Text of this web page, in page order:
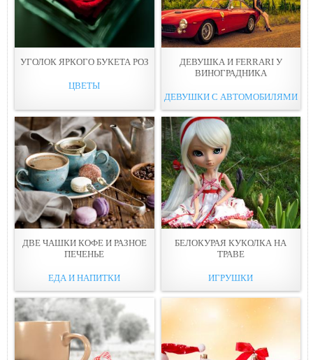
УГОЛОК ЯРКОГО БУКЕТА РОЗ
ЦВЕТЫ
ДЕВУШКА И FERRARI У
ВИНОГРАДНИКА
ДЕВУШКИ С АВТОМОБИЛЯМИ
ДВЕ ЧАШКИ КОФЕ И РАЗНОЕ
ПЕЧЕНЬЕ
ЕДА И НАПИТКИ
БЕЛОКУРАЯ КУКОЛКА НА
ТРАВЕ
ИГРУШКИ